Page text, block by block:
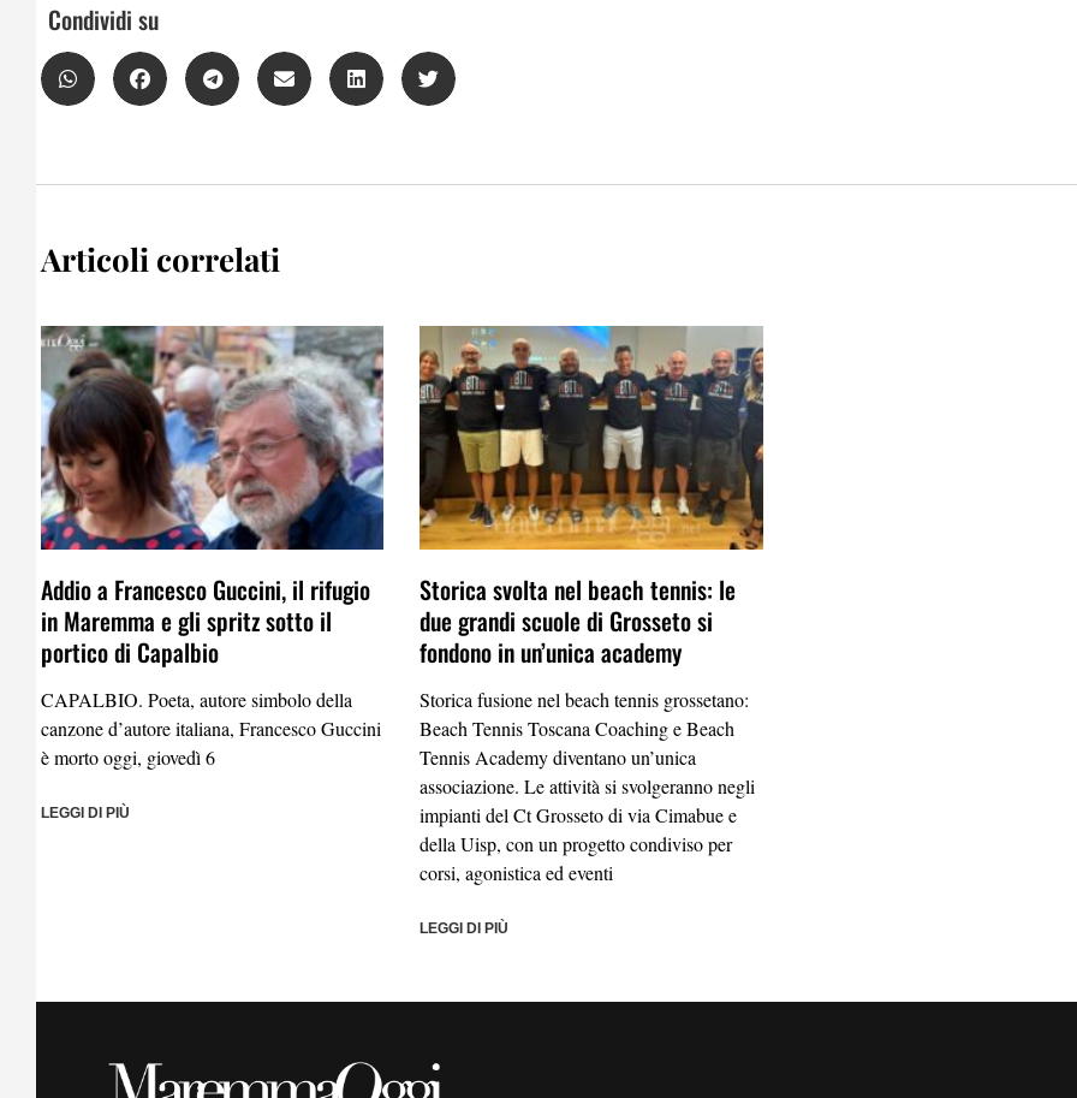
Condividi su
Articoli correlati
Addio a Francesco Guccini, il rifugio
in Maremma e gli spritz sotto il
portico di Capalbio
CAPALBIO. Poeta, autore simbolo della
canzone d’autore italiana, Francesco Guccini
è morto oggi, giovedì 6
LEGGI DI PIÙ
Storica svolta nel beach tennis: le
due grandi scuole di Grosseto si
fondono in un’unica academy
Storica fusione nel beach tennis grossetano:
Beach Tennis Toscana Coaching e Beach
Tennis Academy diventano un’unica
associazione. Le attività si svolgeranno negli
impianti del Ct Grosseto di via Cimabue e
della Uisp, con un progetto condiviso per
corsi, agonistica ed eventi
LEGGI DI PIÙ